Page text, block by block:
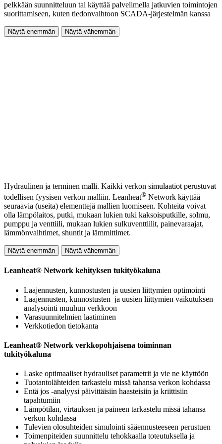
pelkkään suunnitteluun tai käyttää palvelimella jatkuvien toimintojen
suorittamiseen, kuten tiedonvaihtoon SCADA-järjestelmän kanssa
Näytä enemmän Näytä vähemmän
Hydraulinen ja terminen malli. Kaikki verkon simulaatiot perustuvat
todellisen fyysisen verkon malliin. Leanheat® Network käyttää
seuraavia (useita) elementtejä mallien luomiseen. Kohteita voivat
olla lämpölaitos, putki, mukaan lukien tuki kaksoisputkille, solmu,
pumppu ja venttiili, mukaan lukien sulkuventtiilit, painevaraajat,
lämmönvaihtimet, shuntit ja lämmittimet.
Näytä enemmän Näytä vähemmän
Leanheat® Network kehityksen tukityökaluna
Laajennusten, kunnostusten ja uusien liittymien optimointi
Laajennusten, kunnostusten ja uusien liittymien vaikutuksen
analysointi muuhun verkkoon
Varasuunnitelmien laatiminen
Verkkotiedon tietokanta
Leanheat® Network verkkopohjaisena toiminnan
tukityökaluna
Laske optimaaliset hydrauliset parametrit ja vie ne käyttöön
Tuotantolähteiden tarkastelu missä tahansa verkon kohdassa
Entä jos -analyysi päivittäisiin haasteisiin ja kriittisiin
tapahtumiin
Lämpötilan, virtauksen ja paineen tarkastelu missä tahansa
verkon kohdassa
Tulevien olosuhteiden simulointi sääennusteeseen perustuen
Toimenpiteiden suunnittelu tehokkaalla toteutuksella ja